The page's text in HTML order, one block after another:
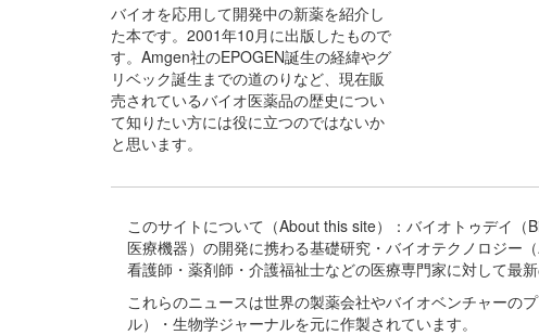
バイオを応用して開発中の新薬を紹介し
た本です。2001年10月に出版したもので
す。Amgen社のEPOGEN誕生の経緯やグ
リベック誕生までの道のりなど、現在販
売されているバイオ医薬品の歴史につい
て知りたい方には役に立つのではないか
と思います。
このサイトについて（About this site）：バイオトゥデイ
医療機器）の開発に携わる基礎研究・バイオテクノロジー
看護師・薬剤師・介護福祉士などの医療専門家に対して最
これらのニュースは世界の製薬会社やバイオベンチャーの
ル）・生物学ジャーナルを元に作製されています。